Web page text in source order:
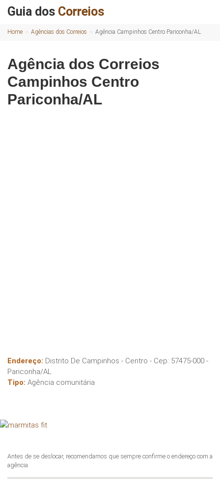
Guia dos Correios
Home Agências dos Correios Agência Campinhos Centro Pariconha/AL
Agência dos Correios
Campinhos Centro
Pariconha/AL
Endereço: Distrito De Campinhos - Centro - Cep: 57475-000 -
Pariconha/AL
Tipo: Agência comunitária
Antes de se deslocar, recomendamos que sempre confirme o endereço com a
agência.